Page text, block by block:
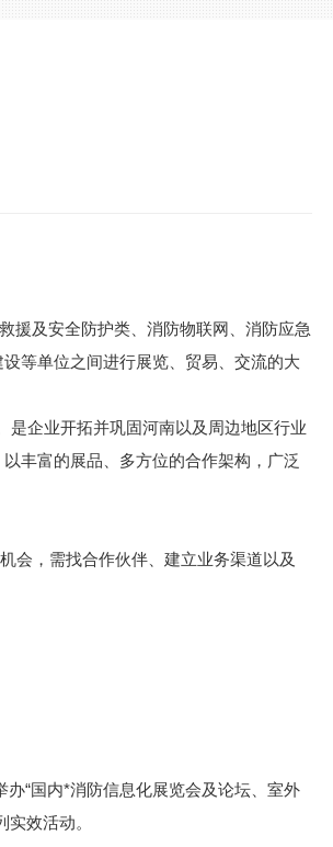
援及安全防护类、消防物联网、消防应急
等单位之间进行展览、贸易、交流的大
是企业开拓并巩固河南以及周边地区行业
丰富的展品、多方位的合作架构，广泛
会，需找合作伙伴、建立业务渠道以及
“国内*消防信息化展览会及论坛、室外
实效活动。